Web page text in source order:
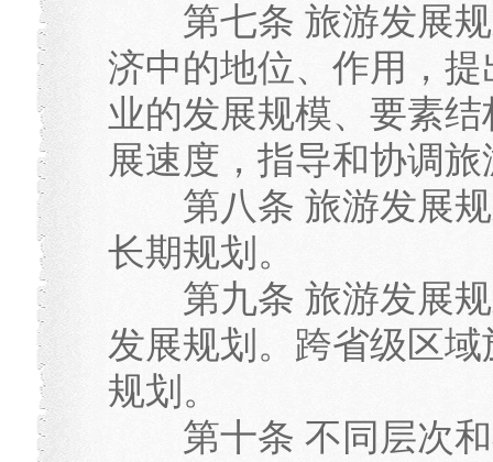
第七条 旅游发展规
济中的地位、作用，
业的发展规模、要素
展速度，指导和协调
第八条 旅游发展规
长期规划。
第九条 旅游发展规
发展规划。跨省级区
规划。
第十条 不同层次和